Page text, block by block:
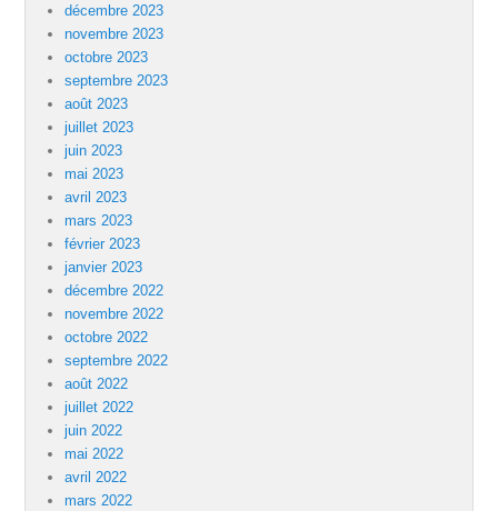
décembre 2023
novembre 2023
octobre 2023
septembre 2023
août 2023
juillet 2023
juin 2023
mai 2023
avril 2023
mars 2023
février 2023
janvier 2023
décembre 2022
novembre 2022
octobre 2022
septembre 2022
août 2022
juillet 2022
juin 2022
mai 2022
avril 2022
mars 2022